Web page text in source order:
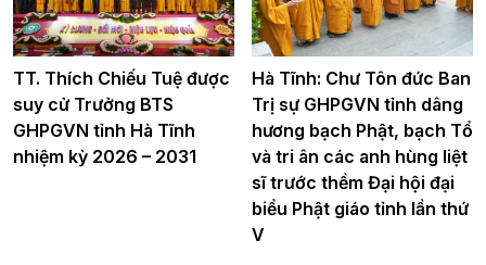
TT. Thích Chiếu Tuệ được
suy cử Trưởng BTS
GHPGVN tỉnh Hà Tĩnh
nhiệm kỳ 2026 – 2031
Hà Tĩnh: Chư Tôn đức Ban
Trị sự GHPGVN tỉnh dâng
hương bạch Phật, bạch Tổ
và tri ân các anh hùng liệt
sĩ trước thềm Đại hội đại
biểu Phật giáo tỉnh lần thứ
V